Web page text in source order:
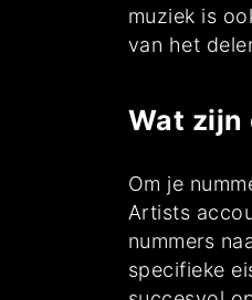
muziek is
van het
Wat zijn
Om je
Artists
nummers
specifieke